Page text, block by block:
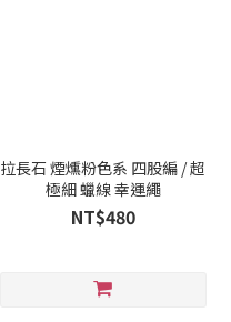
拉長石 煙燻粉色系 四股編 / 超
極細 蠟線 幸運繩
NT$480